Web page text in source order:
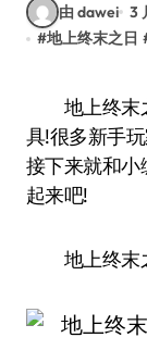
由 dawei 3
#地上终末之日
地上终末之日A卡怎么得,作为游戏中重要的道
具!很多新手
接下来就和
起来吧!
地上终末